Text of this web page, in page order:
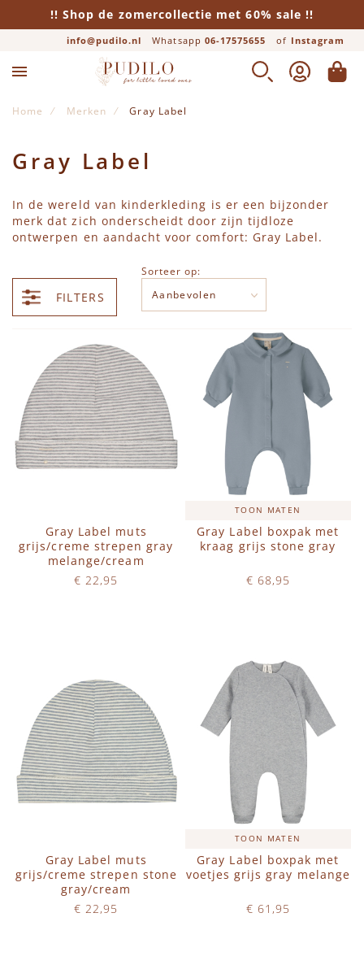
!! Shop de zomercollectie met 60% sale !!
info@pudilo.nl Whatsapp 06-17575655 of Instagram
ZOEK ACCOUNT
Home Merken Gray Label
Gray Label
In de wereld van kinderkleding is er een bijzonder
merk dat zich onderscheidt door zijn tijdloze
ontwerpen en aandacht voor comfort: Gray Label.
FILTERS
Sorteer op:
Gray Label muts
grijs/creme strepen gray
melange/cream
€ 22,95
TOON MATEN
Gray Label boxpak met
kraag grijs stone gray
€ 68,95
Gray Label muts
grijs/creme strepen stone
gray/cream
€ 22,95
TOON MATEN
Gray Label boxpak met
voetjes grijs gray melange
€ 61,95